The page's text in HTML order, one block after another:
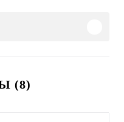
(8)